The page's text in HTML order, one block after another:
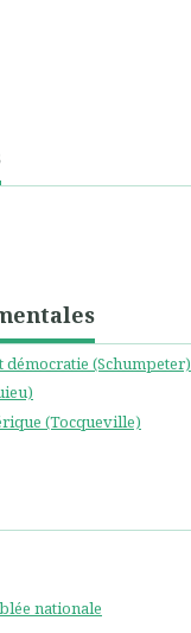
démocratie (Schumpeter)
(Tocqueville)
nationale